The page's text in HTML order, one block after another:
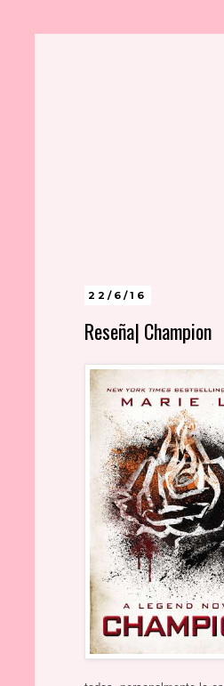
22/6/16
Reseña| Champion